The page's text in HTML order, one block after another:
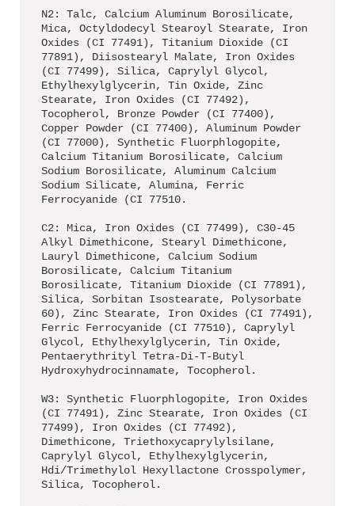
N2: Talc, Calcium Aluminum Borosilicate,
Mica, Octyldodecyl Stearoyl Stearate, Iron
Oxides (CI 77491), Titanium Dioxide (CI
77891), Diisostearyl Malate, Iron Oxides
(CI 77499), Silica, Caprylyl Glycol,
Ethylhexylglycerin, Tin Oxide, Zinc
Stearate, Iron Oxides (CI 77492),
Tocopherol, Bronze Powder (CI 77400),
Copper Powder (CI 77400), Aluminum Powder
(CI 77000), Synthetic Fluorphlogopite,
Calcium Titanium Borosilicate, Calcium
Sodium Borosilicate, Aluminum Calcium
Sodium Silicate, Alumina, Ferric
Ferrocyanide (CI 77510.
C2: Mica, Iron Oxides (CI 77499), C30-45
Alkyl Dimethicone, Stearyl Dimethicone,
Lauryl Dimethicone, Calcium Sodium
Borosilicate, Calcium Titanium
Borosilicate, Titanium Dioxide (CI 77891),
Silica, Sorbitan Isostearate, Polysorbate
60), Zinc Stearate, Iron Oxides (CI 77491),
Ferric Ferrocyanide (CI 77510), Caprylyl
Glycol, Ethylhexylglycerin, Tin Oxide,
Pentaerythrityl Tetra-Di-T-Butyl
Hydroxyhydrocinnamate, Tocopherol.
W3: Synthetic Fluorphlogopite, Iron Oxides
(CI 77491), Zinc Stearate, Iron Oxides (CI
77499), Iron Oxides (CI 77492),
Dimethicone, Triethoxycaprylylsilane,
Caprylyl Glycol, Ethylhexylglycerin,
Hdi/Trimethylol Hexyllactone Crosspolymer,
Silica, Tocopherol.